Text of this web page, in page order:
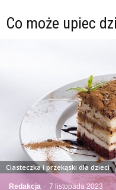
Co może upiec
Redakcja - 7 listopada 2023
Ciasteczka i przekąski dla dzieci